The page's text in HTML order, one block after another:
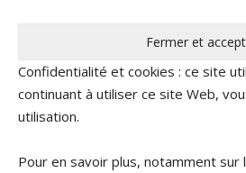
Confidentialité et cookies : ce site
continuant à utiliser ce site Web,
utilisation.
Pour en savoir plus, notamment sur